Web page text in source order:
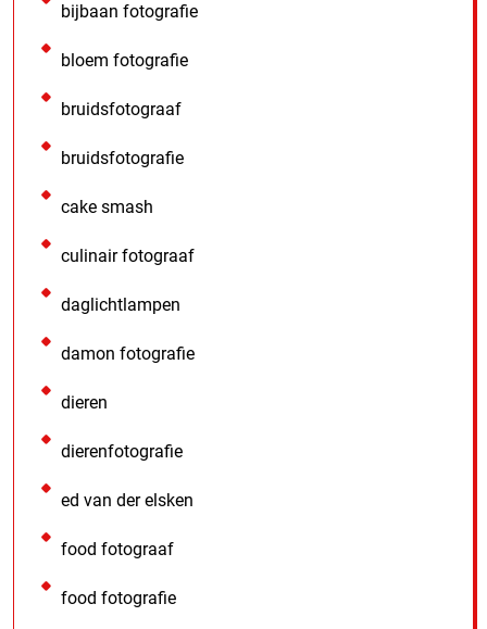
bijbaan fotografie
bloem fotografie
bruidsfotograaf
bruidsfotografie
cake smash
culinair fotograaf
daglichtlampen
damon fotografie
dieren
dierenfotografie
ed van der elsken
food fotograaf
food fotografie